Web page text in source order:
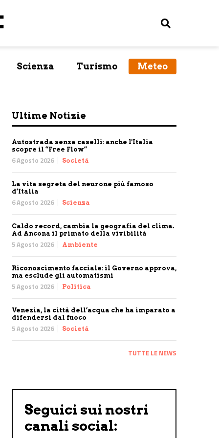
Scienza Turismo Meteo
Ultime Notizie
Autostrada senza caselli: anche l'Italia
scopre il “Free Flow”
6 Agosto 2026 Società
La vita segreta del neurone più famoso
d’Italia
6 Agosto 2026 Scienza
Caldo record, cambia la geografia del clima.
Ad Ancona il primato della vivibilità
5 Agosto 2026 Ambiente
Riconoscimento facciale: il Governo approva,
ma esclude gli automatismi
5 Agosto 2026 Politica
Venezia, la città dell’acqua che ha imparato a
difendersi dal fuoco
5 Agosto 2026 Società
TUTTE LE NEWS
Seguici sui nostri
canali social: